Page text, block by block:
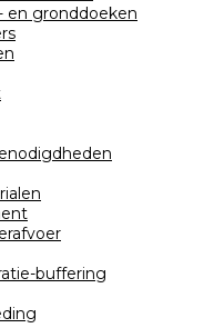
en gronddoeken
buffering